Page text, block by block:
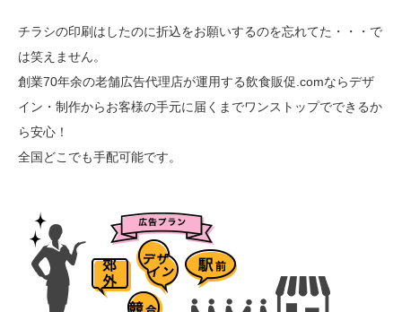
チラシの印刷はしたのに折込をお願いするのを忘れてた・・・で
は笑えません。
創業70年余の老舗広告代理店が運用する飲食販促.comならデザ
イン・制作からお客様の手元に届くまでワンストップでできるか
ら安心！
全国どこでも手配可能です。